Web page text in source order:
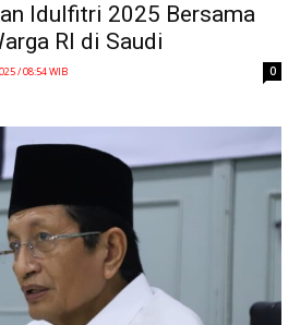
Idulfitri 2025 Bersama
RI di Saudi
/ 08:54 WIB 0